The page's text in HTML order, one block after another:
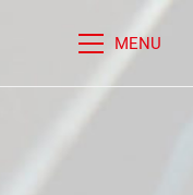
MENU